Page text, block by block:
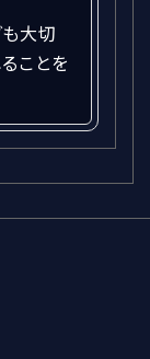
大切
ことを